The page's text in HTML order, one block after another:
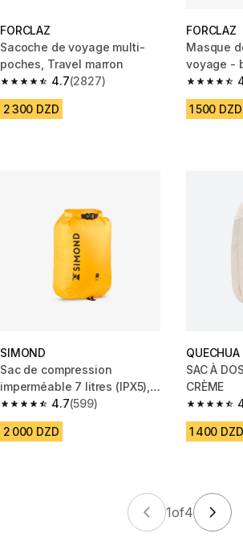
FORCLAZ
Sacoche de voyage multi-
poches, Travel marron
4.7
4.7 out of 5 stars from 2827 reviews
(2827)
2 300 DZD
FORCLAZ
Masque
voyage -
4.7 out of
1 500 DZD
SIMOND
Sac de compression
imperméable 7 litres (IPX5),
ultra léger , jaune
4.7
4.7 out of 5 stars from 599 reviews
(599)
2 000 DZD
QUECHUA
SAC À
CRÈME
4.9 out
1 400 DZD
1of4